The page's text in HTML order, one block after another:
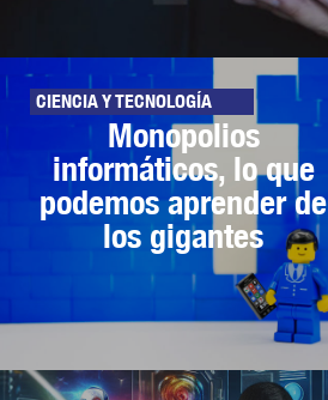
CIENCIA Y TECNOLOGÍA
Monopolios
informáticos, lo que
podemos aprender de
los gigantes